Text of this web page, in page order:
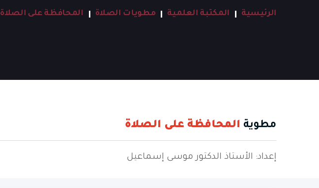
الرئيسية المكتبة العلمية مطويات الصلاة المحافظة على الصلاة
مطوية المحافظة على الصلاة
إعداد: الأستاذ الدكتور موسى إسماعيل